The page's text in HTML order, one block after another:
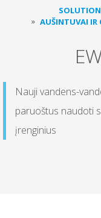
AUŠINTUVAI IR
Nauji vandens-
paruoštus naudoti
įrenginius